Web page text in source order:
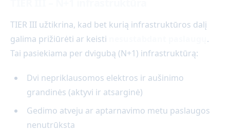
TIER III užtikrina, kad bet kurią infrastruktūros dalį
galima prižiūrėti ar keisti
.
Tai pasiekiama per dvigubą (N+1) infrastruktūrą:
Dvi nepriklausomos elektros ir aušinimo
grandinės (aktyvi ir atsarginė)
Gedimo atveju ar aptarnavimo metu paslaugos
nenutrūksta